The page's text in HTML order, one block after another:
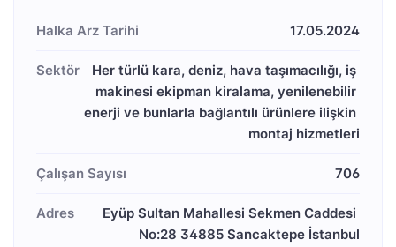
Halka Arz Tarihi 17.05.2024
Sektör
Her türlü kara, deniz, hava taşımacılığı, iş
makinesi ekipman kiralama, yenilenebilir
enerji ve bunlarla bağlantılı ürünlere ilişkin
montaj hizmetleri
Çalışan Sayısı 706
Adres
Eyüp Sultan Mahallesi Sekmen Caddesi
No:28 34885 Sancaktepe İstanbul